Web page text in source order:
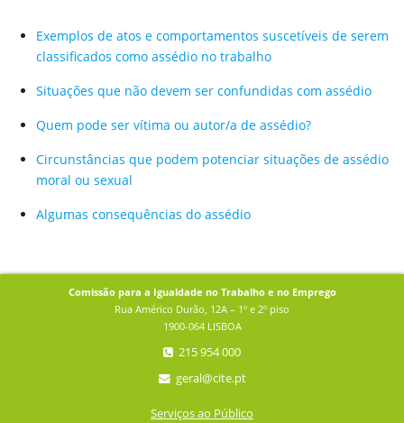
Exemplos de atos e comportamentos suscetíveis de serem
classificados como assédio no trabalho
Situações que não devem ser confundidas com assédio
Quem pode ser vítima ou autor/a de assédio?
Circunstâncias que podem potenciar situações de assédio
moral ou sexual
Algumas consequências do assédio
Comissão para a Igualdade no Trabalho e no Emprego
Rua Américo Durão, 12A – 1º e 2º piso
1900-064 LISBOA
215 954 000
geral@cite.pt
Serviços ao Público